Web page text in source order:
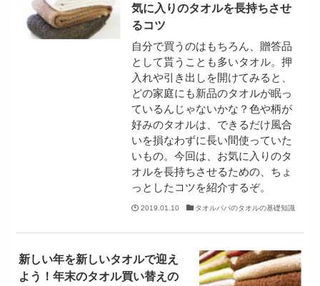
気に入りのタオルを長持ちさせ
るコツ
自分で買うのはもちろん、贈答品
として貰うことも多いタオル。押
入れや引き出しを開けてみると、
どの家庭にも新品のタオルが眠っ
ているんじゃないかな？色や柄が
好みのタオルは、できるだけ風合
いを損なわずに長い間使っていた
いもの。今回は、お気に入りのタ
オルを長持ちさせるための、ちょ
っとしたコツを紹介するぞ。
2019.01.10 タオルパパのタオルの基礎知識
新しい年を新しいタオルで迎え
よう！年末のタオル買い替えの